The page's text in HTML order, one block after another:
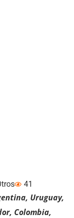
41
Uruguay,
Colombia,